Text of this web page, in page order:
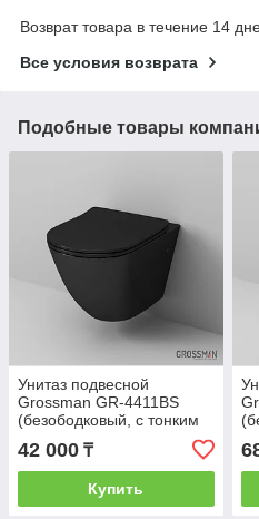
Возврат товара в течение 14
Все условия возврата
Подобные товары
Унитаз подвесной
Grossman GR-4411BS
(безободковый, с тонким
42 000 ₸
Купить